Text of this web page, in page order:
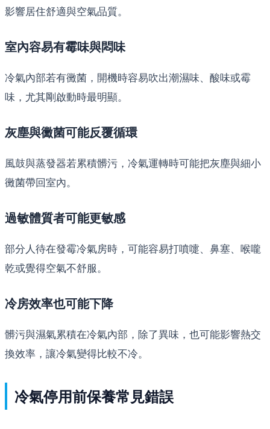
影響居住舒適與空氣品質。
室內容易有霉味與悶味
冷氣內部若有黴菌，開機時容易吹出潮濕味、酸味或霉
味，尤其剛啟動時最明顯。
灰塵與黴菌可能反覆循環
風鼓與蒸發器若累積髒污，冷氣運轉時可能把灰塵與細小
黴菌帶回室內。
過敏體質者可能更敏感
部分人待在發霉冷氣房時，可能容易打噴嚏、鼻塞、喉嚨
乾或覺得空氣不舒服。
冷房效率也可能下降
髒污與濕氣累積在冷氣內部，除了異味，也可能影響熱交
換效率，讓冷氣變得比較不冷。
冷氣停用前保養常見錯誤